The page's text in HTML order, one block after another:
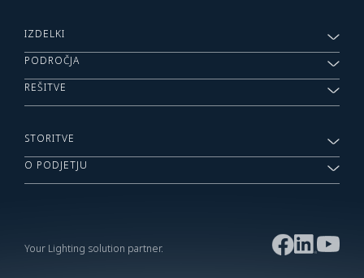
IZDELKI
PODROČJA
REŠITVE
STORITVE
O PODJETJU
Your Lighting solution partner.